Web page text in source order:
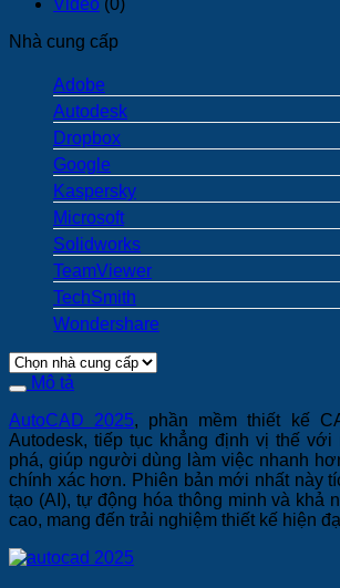
Nhà cung cấp
Adobe
Autodesk
Dropbox
Google
Kaspersky
Microsoft
Solidworks
TeamViewer
TechSmith
Wondershare
Mô tả
AutoCAD 2025, phần mềm thiết kế
Autodesk, tiếp tục khẳng định vị thế
phá, giúp người dùng làm việc nhanh
chính xác hơn. Phiên bản mới nhất này
tạo (AI), tự động hóa thông minh và khả
cao, mang đến trải nghiệm thiết kế hiện